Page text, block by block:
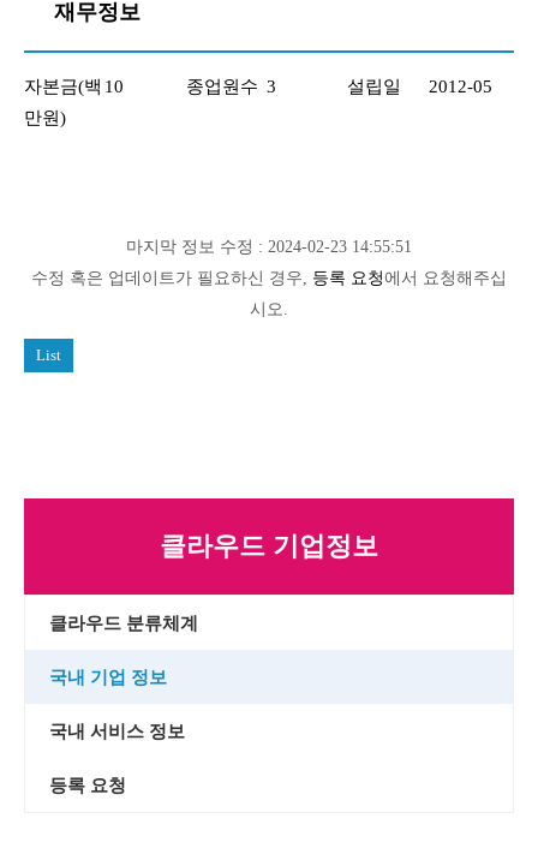
재무정보
자본금(백
만원)
10 종업원수 3 설립일 2012-05
마지막 정보 수정 : 2024-02-23 14:55:51
수정 혹은 업데이트가 필요하신 경우, 등록 요청에서 요청해주십
시오.
List
클라우드 기업정보
클라우드 분류체계
국내 기업 정보
국내 서비스 정보
등록 요청